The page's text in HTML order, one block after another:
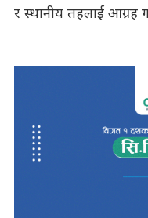
र स्थानीय तहलाई आग्रह